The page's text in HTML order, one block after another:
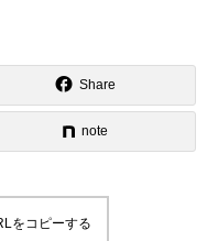
Share
note
をコピーする